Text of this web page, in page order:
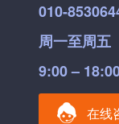
010-
周一至周五
9:00 –
在线